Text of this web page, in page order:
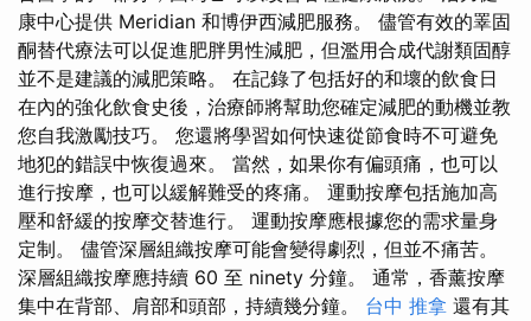
康中心提供 Meridian 和博伊西減肥服務。 儘管有效的睪固
酮替代療法可以促進肥胖男性減肥，但濫用合成代謝類固醇
並不是建議的減肥策略。 在記錄了包括好的和壞的飲食日
在內的強化飲食史後，治療師將幫助您確定減肥的動機並教
您自我激勵技巧。 您還將學習如何快速從節食時不可避免
地犯的錯誤中恢復過來。 當然，如果你有偏頭痛，也可以
進行按摩，也可以緩解難受的疼痛。 運動按摩包括施加高
壓和舒緩的按摩交替進行。 運動按摩應根據您的需求量身
定制。 儘管深層組織按摩可能會變得劇烈，但並不痛苦。
深層組織按摩應持續 60 至 ninety 分鐘。 通常，香薰按摩
集中在背部、肩部和頭部，持續幾分鐘。 台中 推拿 還有其